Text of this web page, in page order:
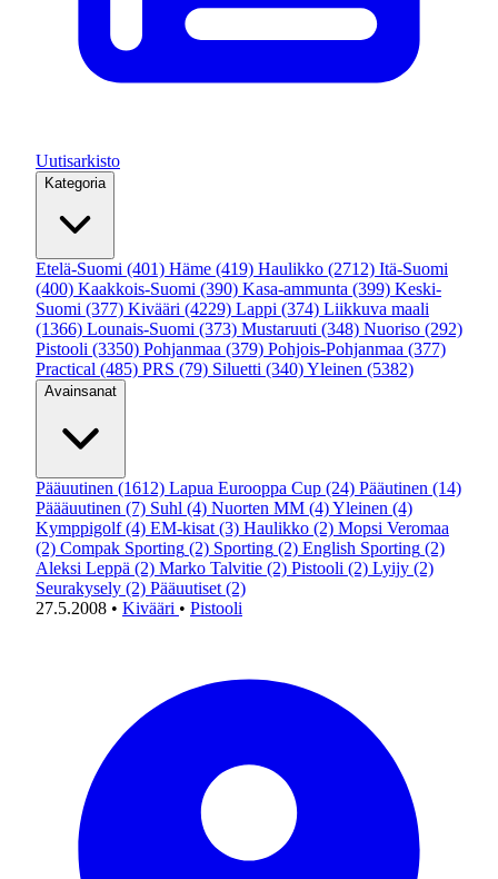
Uutisarkisto
Kategoria
Etelä-Suomi (401) Häme (419) Haulikko (2712) Itä-Suomi
(400) Kaakkois-Suomi (390) Kasa-ammunta (399) Keski-
Suomi (377) Kivääri (4229) Lappi (374) Liikkuva maali
(1366) Lounais-Suomi (373) Mustaruuti (348) Nuoriso (292)
Pistooli (3350) Pohjanmaa (379) Pohjois-Pohjanmaa (377)
Practical (485) PRS (79) Siluetti (340)Yleinen (5382)
Avainsanat
Pääuutinen (1612) Lapua Eurooppa Cup (24) Pääutinen (14)
Päääuutinen (7) Suhl (4) Nuorten MM (4)Yleinen (4)
Kymppigolf (4) EM-kisat (3) Haulikko (2) Mopsi Veromaa
(2) Compak Sporting (2) Sporting (2) English Sporting (2)
Aleksi Leppä (2) Marko Talvitie (2) Pistooli (2) Lyijy (2)
Seurakysely (2) Pääuutiset (2)
27.5.2008 • Kivääri • Pistooli